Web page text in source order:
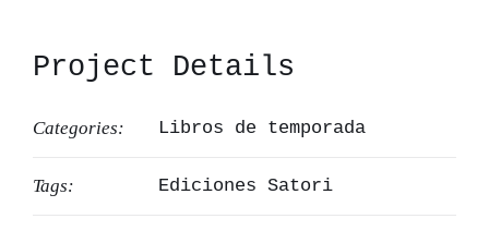
Project Details
Categories: Libros de temporada
Tags: Ediciones Satori